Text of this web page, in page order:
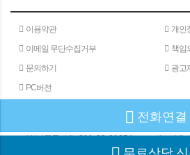
이용약관
개인
이메일 무단수집거부
책임
문의하기
광고
PC버전
주소 : 서울특별시 서초구 서초대로
사업자등록번호 :811-88-01654 대표번호 :
전화연결